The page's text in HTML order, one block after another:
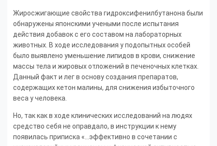
Жиросжигающие свойства гидроксифенилбутанона были
обнаружены японскими учеными после испытания
действия добавок с его составом на лабораторных
животных. В ходе исследования у подопытных особей
было выявлено уменьшение липидов в крови, снижение
массы тела и жировых отложений в печеночных клетках.
Данный факт и лег в основу создания препаратов,
содержащих кетон малины, для снижения избыточного
веса у человека.
Но, так как в ходе клинических исследований на людях
средство себя не оправдало, в инструкции к нему
появилась приписка «…эффективно в сочетании с